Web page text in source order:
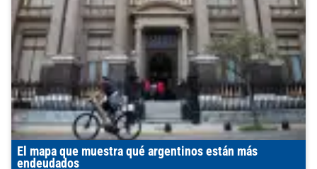
El mapa que muestra qué argentinos están más
endeudados